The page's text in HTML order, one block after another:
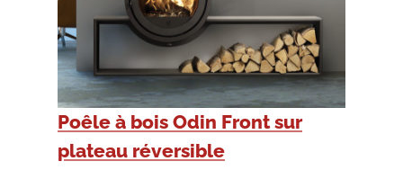
Poêle à bois Odin Front sur
plateau réversible